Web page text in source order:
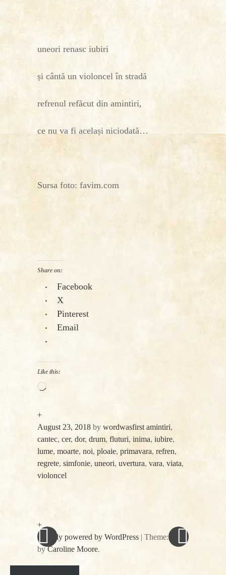
uneori renasc iubiri
și cântă un violoncel în stradă
refrenul refăcut din amintiri,
ce nu va fi același niciodată…
Sursa foto: favim.com
Share on:
Facebook
X
Pinterest
Email
Like this:
Loading…
+
August 23, 2018 by wordwasfirst amintiri,
cantec, cer, dor, drum, fluturi, inima, iubire,
lume, moarte, noi, ploaie, primavara, refren,
regrete, simfonie, uneori, uvertura, vara, viata,
violoncel
+
Proudly powered by WordPress | Theme: spun
byCaroline Moore.